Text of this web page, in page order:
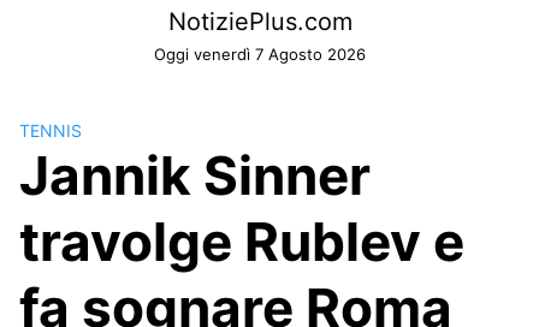
NotiziePlus.com
Oggi venerdì 7 Agosto 2026
TENNIS
Jannik Sinner
travolge Rublev e
fa sognare Roma